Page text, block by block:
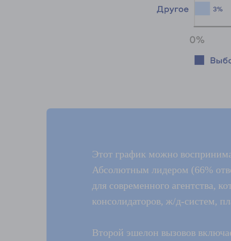
Этот график можно
Абсолютным лидером (66%
для современного агентства,
консолидаторов, ж/д-систем,
Второй эшелон вызовов